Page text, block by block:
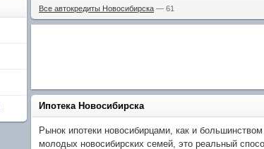
Все автокредиты Новосибирска — 61
Ипотека Новосибирска
Рынок ипотеки новосибирцами, как и
молодых новосибирских семей, это реальный